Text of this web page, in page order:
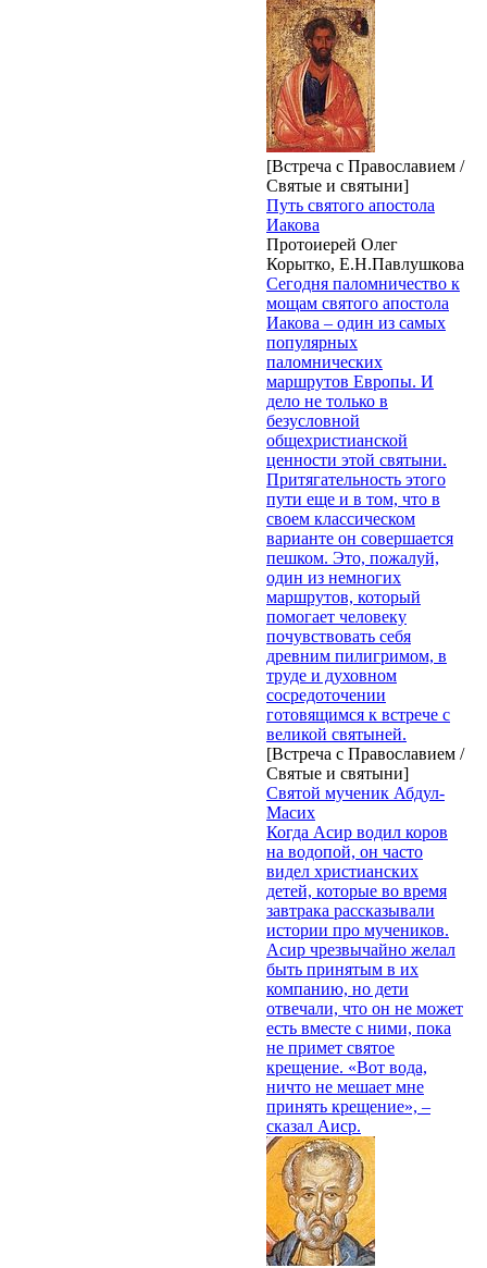
[Встреча с Православием /
Святые и святыни]
Путь святого апостола
Иакова
Протоиерей Олег
Корытко, Е.Н.Павлушкова
Сегодня паломничество к
мощам святого апостола
Иакова – один из самых
популярных
паломнических
маршрутов Европы. И
дело не только в
безусловной
общехристианской
ценности этой святыни.
Притягательность этого
пути еще и в том, что в
своем классическом
варианте он совершается
пешком. Это, пожалуй,
один из немногих
маршрутов, который
помогает человеку
почувствовать себя
древним пилигримом, в
труде и духовном
сосредоточении
готовящимся к встрече с
великой святыней.
[Встреча с Православием /
Святые и святыни]
Святой мученик Абдул-
Масих
Когда Асир водил коров
на водопой, он часто
видел христианских
детей, которые во время
завтрака рассказывали
истории про мучеников.
Асир чрезвычайно желал
быть принятым в их
компанию, но дети
отвечали, что он не может
есть вместе с ними, пока
не примет святое
крещение. «Вот вода,
ничто не мешает мне
принять крещение», –
сказал Аиср.